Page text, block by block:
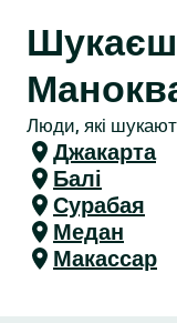
Шукаєш
Люди, які
Джакарта
Балі
Сурабая
Медан
Макассар